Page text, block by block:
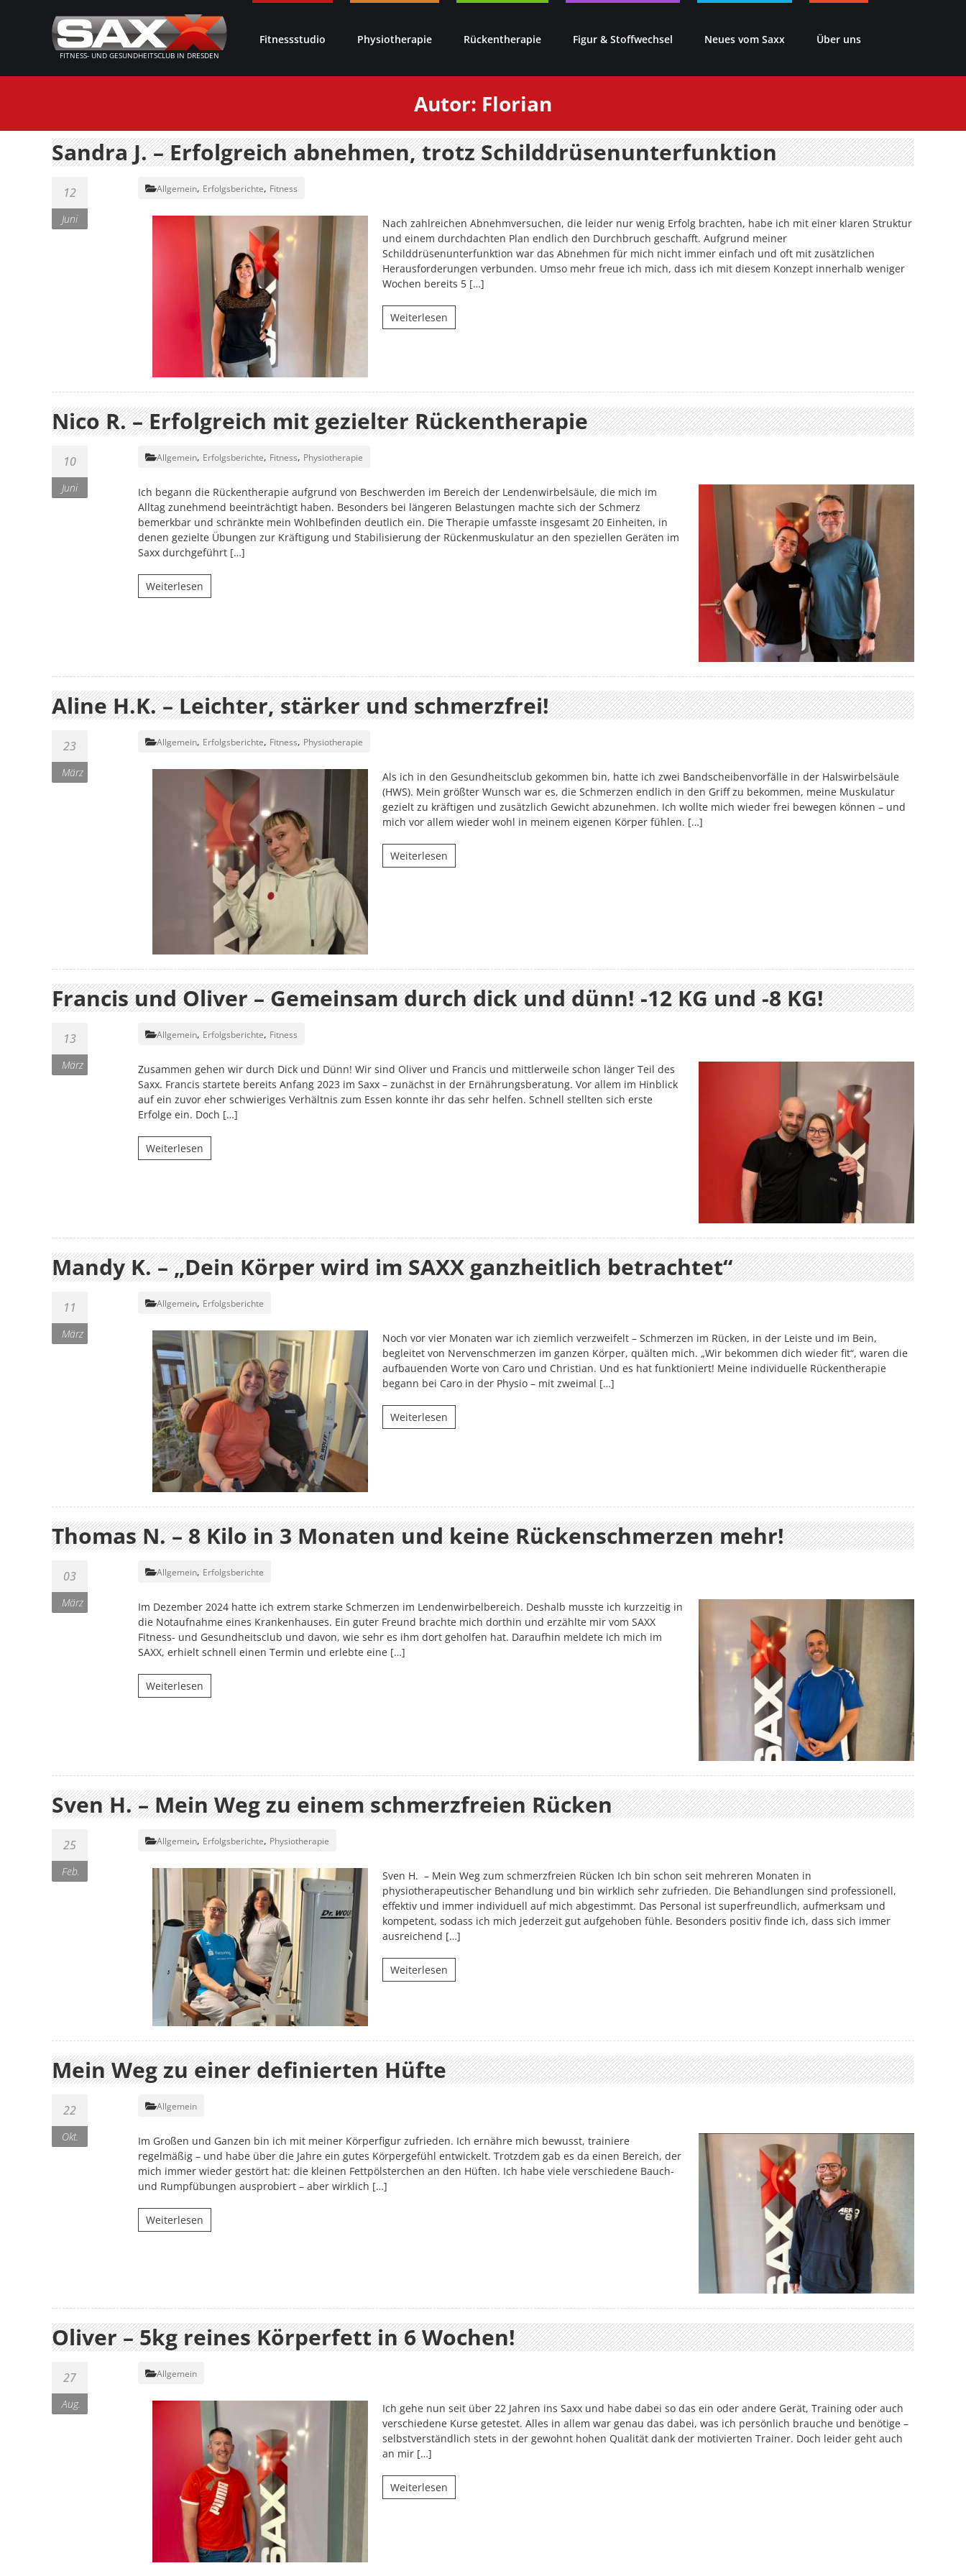
FITNESS- UND GESUNDHEITSCLUB IN DRESDEN
Fitnessstudio Physiotherapie Rückentherapie Figur & Stoffwechsel Neues vom Saxx Über uns
Autor: Florian
Sandra J. – Erfolgreich abnehmen, trotz Schilddrüsenunterfunktion
12
Juni
Allgemein, Erfolgsberichte, Fitness
Nach zahlreichen Abnehmversuchen, die leider nur wenig Erfolg brachten, habe ich mit einer klaren Struktur
und einem durchdachten Plan endlich den Durchbruch geschafft. Aufgrund meiner
Schilddrüsenunterfunktion war das Abnehmen für mich nicht immer einfach und oft mit zusätzlichen
Herausforderungen verbunden. Umso mehr freue ich mich, dass ich mit diesem Konzept innerhalb weniger
Wochen bereits 5 […]
Weiterlesen
Nico R. – Erfolgreich mit gezielter Rückentherapie
10
Juni
Allgemein, Erfolgsberichte, Fitness, Physiotherapie
Ich begann die Rückentherapie aufgrund von Beschwerden im Bereich der Lendenwirbelsäule, die mich im
Alltag zunehmend beeinträchtigt haben. Besonders bei längeren Belastungen machte sich der Schmerz
bemerkbar und schränkte mein Wohlbefinden deutlich ein. Die Therapie umfasste insgesamt 20 Einheiten, in
denen gezielte Übungen zur Kräftigung und Stabilisierung der Rückenmuskulatur an den speziellen Geräten im
Saxx durchgeführt […]
Weiterlesen
Aline H.K. – Leichter, stärker und schmerzfrei!
23
März
Allgemein, Erfolgsberichte, Fitness, Physiotherapie
Als ich in den Gesundheitsclub gekommen bin, hatte ich zwei Bandscheibenvorfälle in der Halswirbelsäule
(HWS). Mein größter Wunsch war es, die Schmerzen endlich in den Griff zu bekommen, meine Muskulatur
gezielt zu kräftigen und zusätzlich Gewicht abzunehmen. Ich wollte mich wieder frei bewegen können – und
mich vor allem wieder wohl in meinem eigenen Körper fühlen. […]
Weiterlesen
Francis und Oliver – Gemeinsam durch dick und dünn! -12 KG und -8 KG!
13
März
Allgemein, Erfolgsberichte, Fitness
Zusammen gehen wir durch Dick und Dünn! Wir sind Oliver und Francis und mittlerweile schon länger Teil des
Saxx. Francis startete bereits Anfang 2023 im Saxx – zunächst in der Ernährungsberatung. Vor allem im Hinblick
auf ein zuvor eher schwieriges Verhältnis zum Essen konnte ihr das sehr helfen. Schnell stellten sich erste
Erfolge ein. Doch […]
Weiterlesen
Mandy K. – „Dein Körper wird im SAXX ganzheitlich betrachtet“
11
März
Allgemein, Erfolgsberichte
Noch vor vier Monaten war ich ziemlich verzweifelt – Schmerzen im Rücken, in der Leiste und im Bein,
begleitet von Nervenschmerzen im ganzen Körper, quälten mich. „Wir bekommen dich wieder fit“, waren die
aufbauenden Worte von Caro und Christian. Und es hat funktioniert! Meine individuelle Rückentherapie
begann bei Caro in der Physio – mit zweimal […]
Weiterlesen
Thomas N. – 8 Kilo in 3 Monaten und keine Rückenschmerzen mehr!
03
März
Allgemein, Erfolgsberichte
Im Dezember 2024 hatte ich extrem starke Schmerzen im Lendenwirbelbereich. Deshalb musste ich kurzzeitig in
die Notaufnahme eines Krankenhauses. Ein guter Freund brachte mich dorthin und erzählte mir vom SAXX
Fitness- und Gesundheitsclub und davon, wie sehr es ihm dort geholfen hat. Daraufhin meldete ich mich im
SAXX, erhielt schnell einen Termin und erlebte eine […]
Weiterlesen
Sven H. – Mein Weg zu einem schmerzfreien Rücken
25
Feb.
Allgemein, Erfolgsberichte, Physiotherapie
Sven H. – Mein Weg zum schmerzfreien Rücken Ich bin schon seit mehreren Monaten in
physiotherapeutischer Behandlung und bin wirklich sehr zufrieden. Die Behandlungen sind professionell,
effektiv und immer individuell auf mich abgestimmt. Das Personal ist superfreundlich, aufmerksam und
kompetent, sodass ich mich jederzeit gut aufgehoben fühle. Besonders positiv finde ich, dass sich immer
ausreichend […]
Weiterlesen
Mein Weg zu einer definierten Hüfte
22
Okt.
Allgemein
Im Großen und Ganzen bin ich mit meiner Körperfigur zufrieden. Ich ernähre mich bewusst, trainiere
regelmäßig – und habe über die Jahre ein gutes Körpergefühl entwickelt. Trotzdem gab es da einen Bereich, der
mich immer wieder gestört hat: die kleinen Fettpölsterchen an den Hüften. Ich habe viele verschiedene Bauch-
und Rumpfübungen ausprobiert – aber wirklich […]
Weiterlesen
Oliver – 5kg reines Körperfett in 6 Wochen!
27
Aug.
Allgemein
Ich gehe nun seit über 22 Jahren ins Saxx und habe dabei so das ein oder andere Gerät, Training oder auch
verschiedene Kurse getestet. Alles in allem war genau das dabei, was ich persönlich brauche und benötige –
selbstverständlich stets in der gewohnt hohen Qualität dank der motivierten Trainer. Doch leider geht auch
an mir […]
Weiterlesen